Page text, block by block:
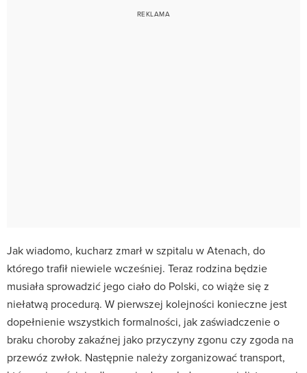
Jak wiadomo, kucharz zmarł w szpitalu w Atenach, do
którego trafił niewiele wcześniej. Teraz rodzina będzie
musiała sprowadzić jego ciało do Polski, co wiąże się z
niełatwą procedurą. W pierwszej kolejności konieczne jest
dopełnienie wszystkich formalności, jak zaświadczenie o
braku choroby zakaźnej jako przyczyny zgonu czy zgoda na
przewóz zwłok. Następnie należy zorganizować transport,